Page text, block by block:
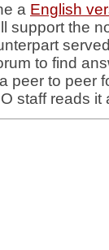
a English
support the
to find
peer to peer
staff reads it